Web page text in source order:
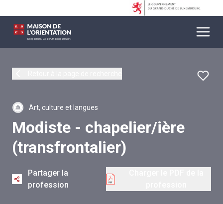
Art, culture et langues
Modiste - chapelier/ière
(transfrontalier)
Partager la
profession